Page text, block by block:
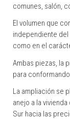
comunes, salón,
El volumen que
independiente
como en el
Ambas piezas, la
para
La ampliación se
anejo a la
Sur hacia las